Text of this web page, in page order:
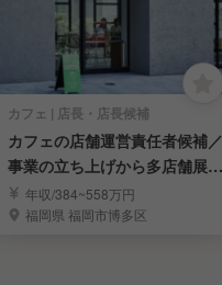
カフェ | 店長・店長候補
カフェの店舗運営責任者候補／
事業の立ち上げから多店舗展開
まで担う
年収/384~558万円
福岡県 福岡市博多区